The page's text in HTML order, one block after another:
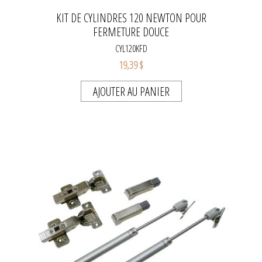
KIT DE CYLINDRES 120 NEWTON POUR
FERMETURE DOUCE
CYL120KFD
19,39 $
AJOUTER AU PANIER